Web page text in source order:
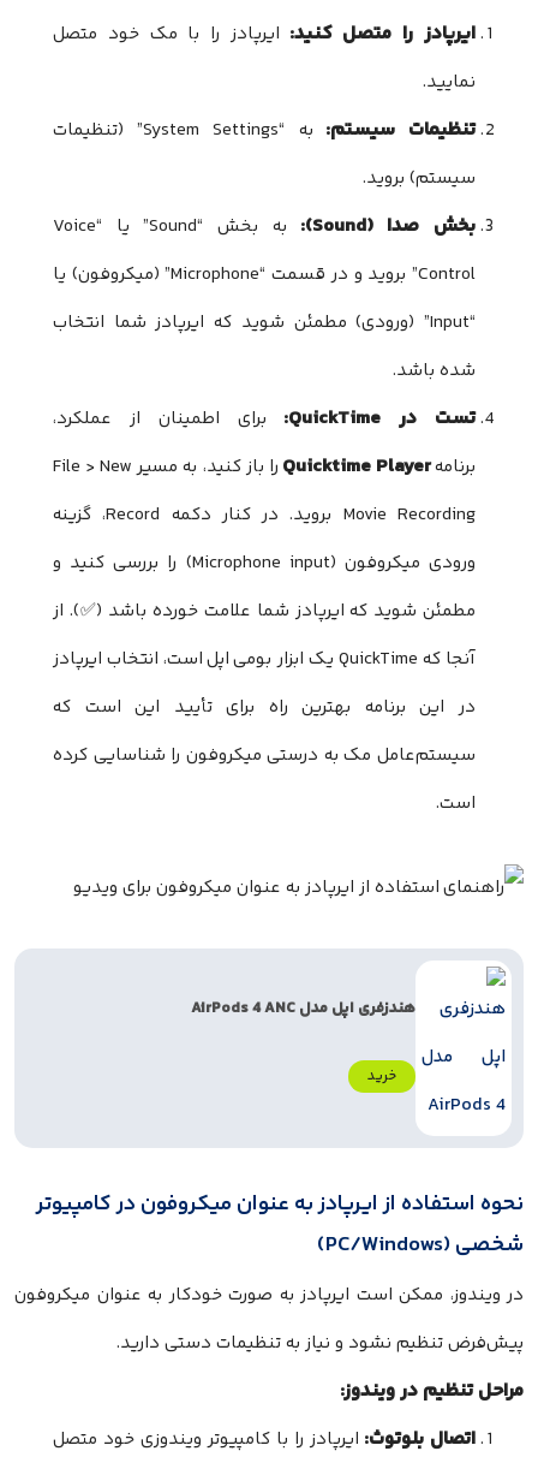
ایرپادز را متصل کنید: ایرپادز را با مک خود متصل
نمایید.
تنظیمات سیستم:
به “System Settings” (تنظیمات
سیستم) بروید.
بخش صدا (Sound):
به بخش “Sound” یا “Voice
Control” بروید و در قسمت “Microphone” (میکروفون) یا
“Input” (ورودی) مطمئن شوید که ایرپادز شما انتخاب
شده باشد.
تست در QuickTime:
برای اطمینان از عملکرد،
برنامهQuicktime Player
را باز کنید، به مسیر File > New
Movie Recording بروید. در کنار دکمه Record، گزینه
ورودی میکروفون (Microphone input) را بررسی کنید و
مطمئن شوید که ایرپادز شما علامت خورده باشد (✅). از
آنجا که QuickTime یک ابزار بومی اپل است، انتخاب ایرپادز
در این برنامه بهترین راه برای تأیید این است که
سیستم‌عامل مک به درستی میکروفون را شناسایی کرده
است.
هندزفری اپل مدل AirPods 4 ANC
خرید
نحوه استفاده از ایرپادز به عنوان میکروفون در کامپیوتر
شخصی (PC/Windows)
در ویندوز، ممکن است ایرپادز به صورت خودکار به عنوان میکروفون
پیش‌فرض تنظیم نشود و نیاز به تنظیمات دستی دارید.
مراحل تنظیم در ویندوز:
اتصال بلوتوث: ایرپادز را با کامپیوتر ویندوزی خود متصل